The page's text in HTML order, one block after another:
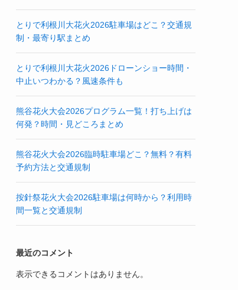
とりで利根川大花火2026駐車場はどこ？交通規
制・最寄り駅まとめ
とりで利根川大花火2026ドローンショー時間・
中止いつわかる？風速条件も
熊谷花火大会2026プログラム一覧！打ち上げは
何発？時間・見どころまとめ
熊谷花火大会2026臨時駐車場どこ？無料？有料
予約方法と交通規制
按針祭花火大会2026駐車場は何時から？利用時
間一覧と交通規制
最近のコメント
表示できるコメントはありません。